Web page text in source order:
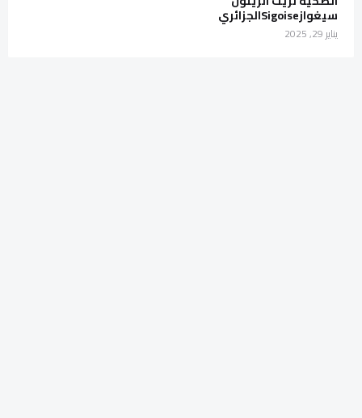
سيغوازSigoiseالجزائري
يناير 29, 2025